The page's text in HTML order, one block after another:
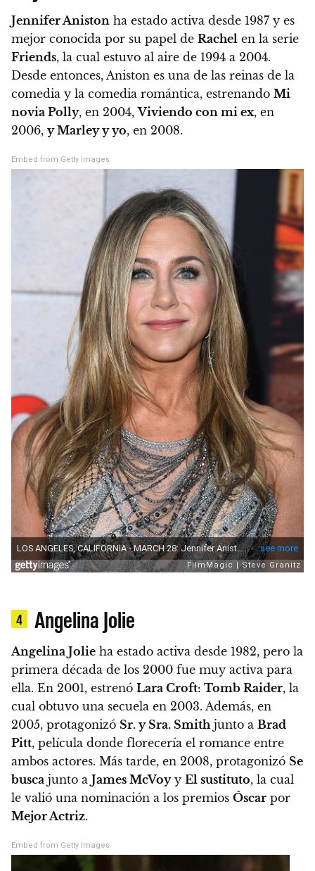
Jennifer Aniston ha estado activa desde 1987 y es
mejor conocida por su papel de Rachel en la serie
Friends, la cual estuvo al aire de 1994 a 2004.
Desde entonces, Aniston es una de las reinas de la
comedia y la comedia romántica, estrenando Mi
novia Polly, en 2004,Viviendo con mi ex, en
2006, y Marley y yo, en 2008.
Embed from Getty Images
4 Angelina Jolie
Angelina Jolie ha estado activa desde 1982, pero la
primera década de los 2000 fue muy activa para
ella. En 2001, estrenó Lara Croft: Tomb Raider, la
cual obtuvo una secuela en 2003. Además, en
2005, protagonizó Sr. y Sra. Smith junto a Brad
Pitt, película donde florecería el romance entre
ambos actores. Más tarde, en 2008, protagonizó Se
busca junto a James McVoyy El sustituto, la cual
le valió una nominación a los premios Óscar por
Mejor Actriz.
Embed from Getty Images